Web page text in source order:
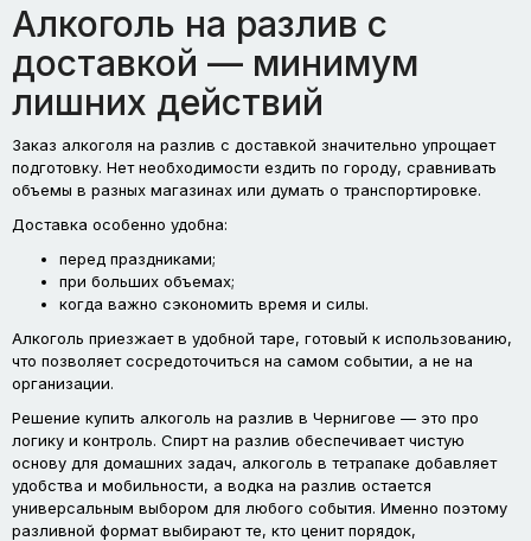
Алкоголь на разлив с
доставкой — минимум
лишних действий
Заказ алкоголя на разлив с доставкой значительно упрощает
подготовку. Нет необходимости ездить по городу, сравнивать
объемы в разных магазинах или думать о транспортировке.
Доставка особенно удобна:
перед праздниками;
при больших объемах;
когда важно сэкономить время и силы.
Алкоголь приезжает в удобной таре, готовый к использованию,
что позволяет сосредоточиться на самом событии, а не на
организации.
Решение купить алкоголь на разлив в Чернигове — это про
логику и контроль. Спирт на разлив обеспечивает чистую
основу для домашних задач, алкоголь в тетрапаке добавляет
удобства и мобильности, а водка на разлив остается
универсальным выбором для любого события. Именно поэтому
разливной формат выбирают те, кто ценит порядок,